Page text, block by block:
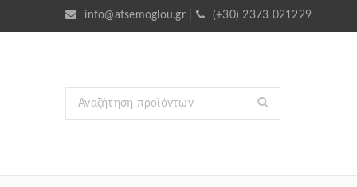
info@atsemoglou.gr| (+30) 2373 021229